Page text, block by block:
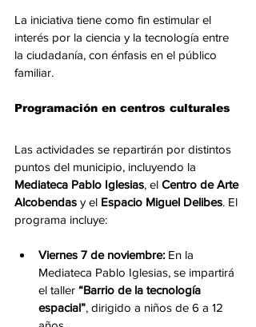
La iniciativa tiene como fin estimular el
interés por la ciencia y la tecnología entre
la ciudadanía, con énfasis en el público
familiar.
Programación en centros culturales
Las actividades se repartirán por distintos
puntos del municipio, incluyendo la
Mediateca Pablo Iglesias, el Centro de Arte
Alcobendas y el Espacio Miguel Delibes. El
programa incluye:
Viernes 7 de noviembre: En la
Mediateca Pablo Iglesias, se impartirá
el taller “Barrio de la tecnología
espacial”, dirigido a niños de 6 a 12